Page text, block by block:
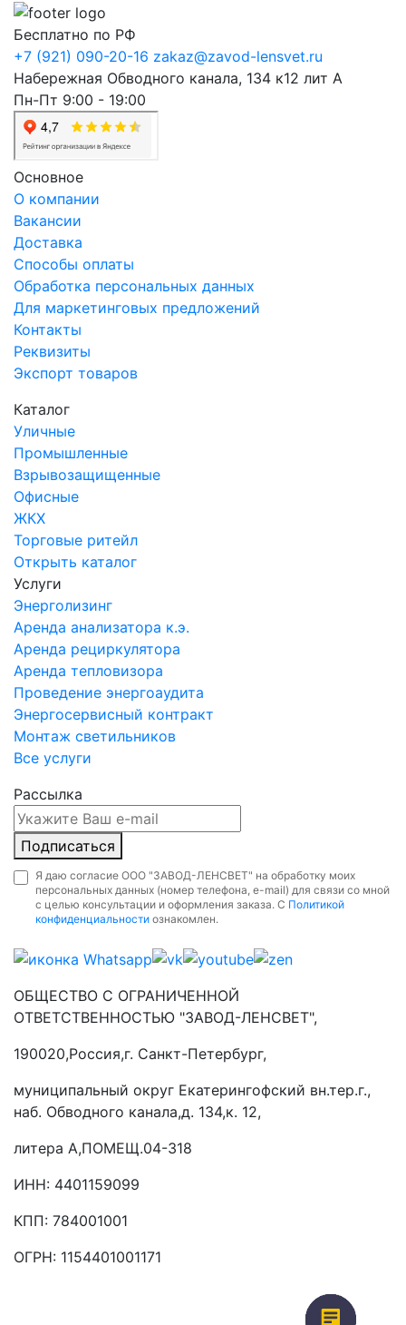
Бесплатно по РФ
+7 (921) 090-20-16 zakaz@zavod-lensvet.ru
Набережная Обводного канала, 134 к12 лит А
Пн-Пт 9:00 - 19:00
Основное
О компании
Вакансии
Доставка
Способы оплаты
Обработка персональных данных
Для маркетинговых предложений
Контакты
Реквизиты
Экспорт товаров
Каталог
Уличные
Промышленные
Взрывозащищенные
Офисные
ЖКХ
Торговые ритейл
Открыть каталог
Услуги
Энерголизинг
Аренда анализатора к.э.
Аренда рециркулятора
Аренда тепловизора
Проведение энергоаудита
Энергосервисный контракт
Монтаж светильников
Все услуги
Рассылка
Подписаться
Я даю согласие ООО "ЗАВОД-ЛЕНСВЕТ" на обработку моих
персональных данных (номер телефона, e-mail) для связи со мной
с целью консультации и оформления заказа. С Политикой
конфиденциальности ознакомлен.
ОБЩЕСТВО С ОГРАНИЧЕННОЙ
ОТВЕТСТВЕННОСТЬЮ "ЗАВОД-ЛЕНСВЕТ",
190020,Россия,г. Санкт-Петербург,
муниципальный округ Екатерингофский вн.тер.г.,
наб. Обводного канала,д. 134,к. 12,
литера А,ПОМЕЩ.04-318
ИНН: 4401159099
КПП: 784001001
ОГРН: 1154401001171
* WhatsApp принадлежит компании Meta Platforms Inc., признанной